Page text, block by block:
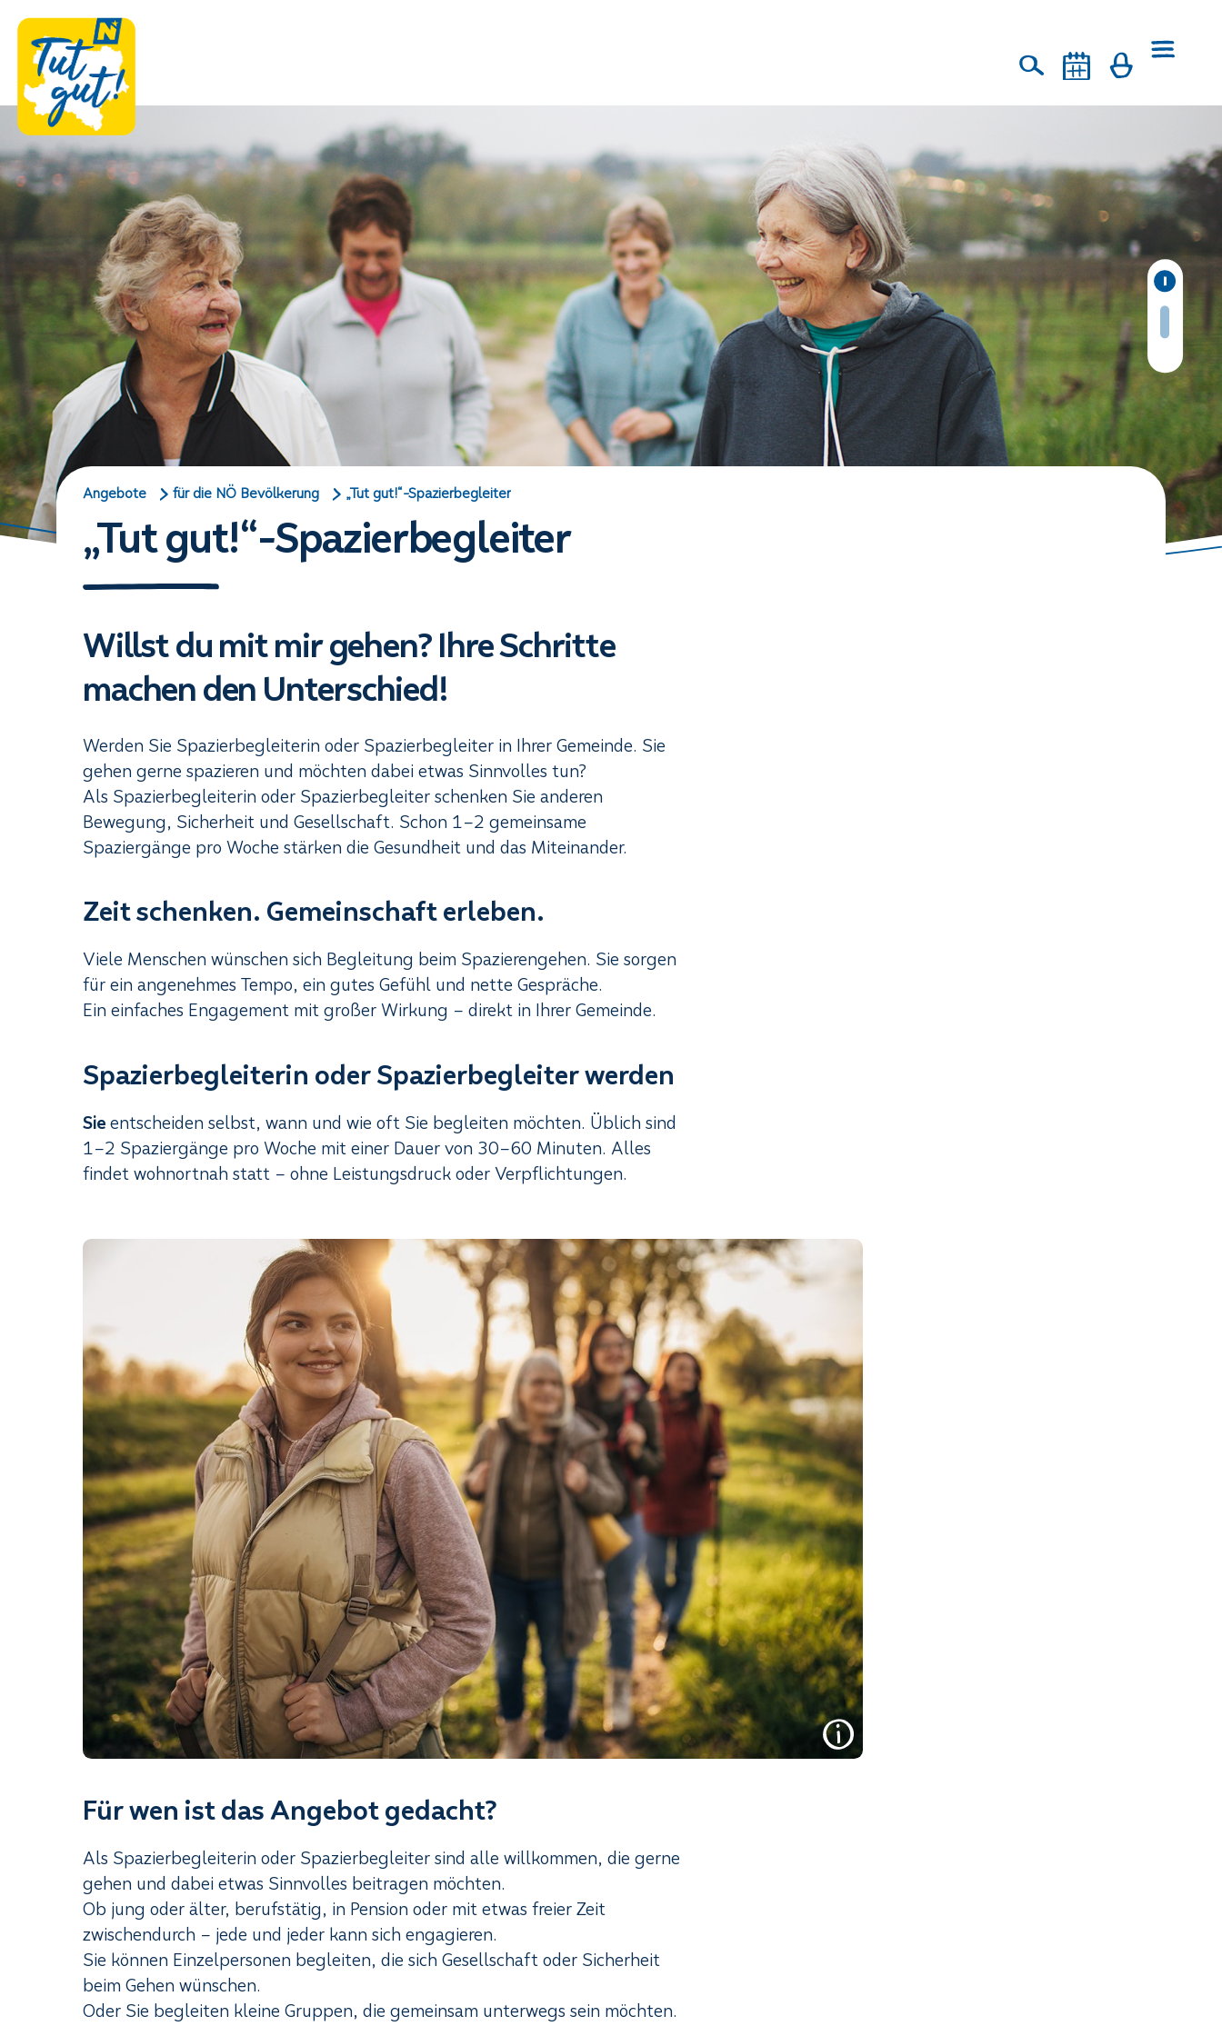
Angebote für die NÖ Bevölkerung „Tut gut!“-Spazierbegleiter
„Tut gut!“-Spazierbegleiter
Willst du mit mir gehen? Ihre Schritte
machen den Unterschied!
Werden Sie Spazierbegleiterin oder Spazierbegleiter in Ihrer Gemeinde. Sie
gehen gerne spazieren und möchten dabei etwas Sinnvolles tun?
Als Spazierbegleiterin oder Spazierbegleiter schenken Sie anderen
Bewegung, Sicherheit und Gesellschaft. Schon 1–2 gemeinsame
Spaziergänge pro Woche stärken die Gesundheit und das Miteinander.
Zeit schenken. Gemeinschaft erleben.
Viele Menschen wünschen sich Begleitung beim Spazierengehen. Sie sorgen
für ein angenehmes Tempo, ein gutes Gefühl und nette Gespräche.
Ein einfaches Engagement mit großer Wirkung – direkt in Ihrer Gemeinde.
Spazierbegleiterin oder Spazierbegleiter werden
Sieentscheiden selbst, wann und wie oft Sie begleiten möchten. Üblich sind
1–2 Spaziergänge pro Woche mit einer Dauer von 30–60 Minuten. Alles
findet wohnortnah statt – ohne Leistungsdruck oder Verpflichtungen.
Für wen ist das Angebot gedacht?
Als Spazierbegleiterin oder Spazierbegleiter sind alle willkommen, die gerne
gehen und dabei etwas Sinnvolles beitragen möchten.
Ob jung oder älter, berufstätig, in Pension oder mit etwas freier Zeit
zwischendurch – jede und jeder kann sich engagieren.
Sie können Einzelpersonen begleiten, die sich Gesellschaft oder Sicherheit
beim Gehen wünschen.
Oder Sie begleiten kleine Gruppen, die gemeinsam unterwegs sein möchten.